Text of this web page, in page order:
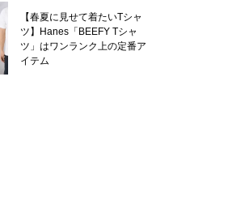
【春夏に見せて着たいTシャ
ツ】Hanes「BEEFY Tシャ
ツ」はワンランク上の定番ア
イテム